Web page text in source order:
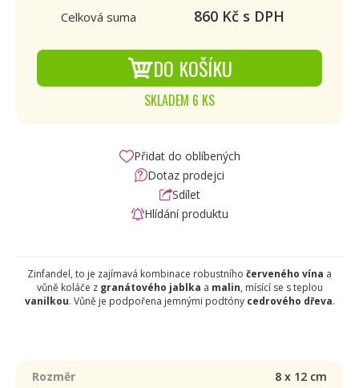
Celková suma 860 Kč s DPH
DO KOŠÍKU
SKLADEM 6 KS
Přidat do oblíbených
Dotaz prodejci
Sdílet
Hlídání produktu
Zinfandel, to je zajímavá kombinace robustního červeného vína a
vůně koláče z granátového jablka a malin, mísící se s teplou
vanilkou. Vůně je podpořena jemnými podtóny cedrového dřeva.
Rozměr
8 x 12 cm